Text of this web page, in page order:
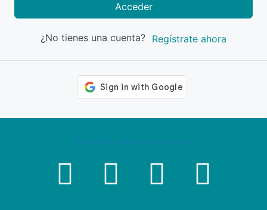
Acceder
¿No tienes una cuenta? Regístrate ahora
Diseñado por Agencia Exacta